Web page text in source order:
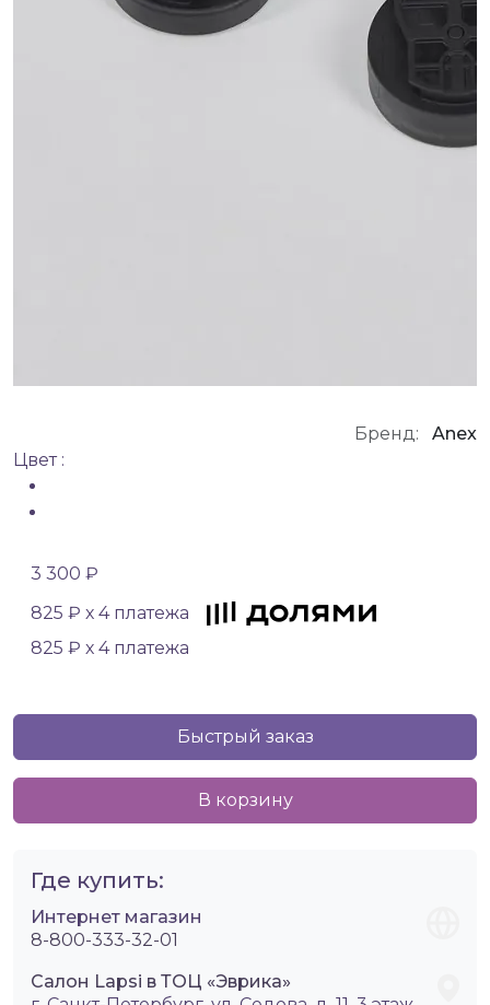
Бренд:
Anex
Цвет :
3 300 ₽
825 ₽ х 4 платежа
825 ₽ х 4 платежа
Быстрый заказ
В корзину
Где купить:
Интернет магазин
8-800-333-32-01
Салон Lapsi в ТОЦ «Эврика»